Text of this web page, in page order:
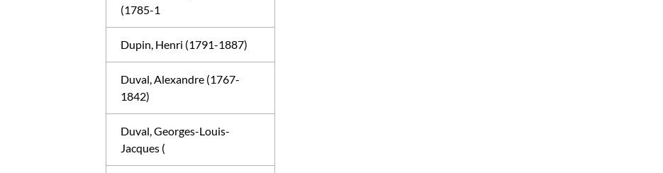
(1785-1
Dupin, Henri (1791-1887)
Duval, Alexandre (1767-
1842)
Duval, Georges-Louis-
Jacques (